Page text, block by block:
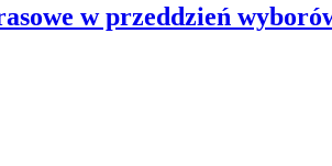
w przeddzień